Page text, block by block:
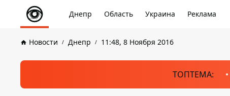
Днепр Область Украина Реклама
Новости Днепр 11:48, 8 Ноября 2016
ТОПТЕМА: